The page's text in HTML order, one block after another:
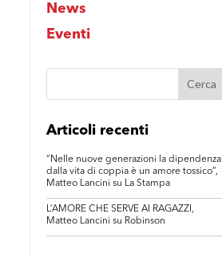
News
Eventi
Articoli recenti
“Nelle nuove generazioni la dipendenza
dalla vita di coppia è un amore tossico”,
Matteo Lancini su La Stampa
L’AMORE CHE SERVE AI RAGAZZI,
Matteo Lancini su Robinson